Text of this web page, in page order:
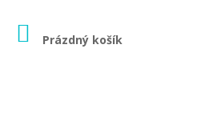
NÁKUPNÍ
KOŠÍK
Prázdný košík